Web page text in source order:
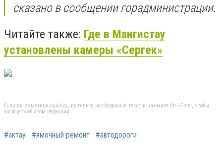
сказано в сообщении горадминистрации.
Читайте также: Где в Мангистау
установлены камеры «Сергек»
Если вы заметили ошибку, выделите необходимый текст и нажмите Ctrl+Enter, чтобы
сообщить об этом редакции
#актау #ямочный ремонт #автодороги